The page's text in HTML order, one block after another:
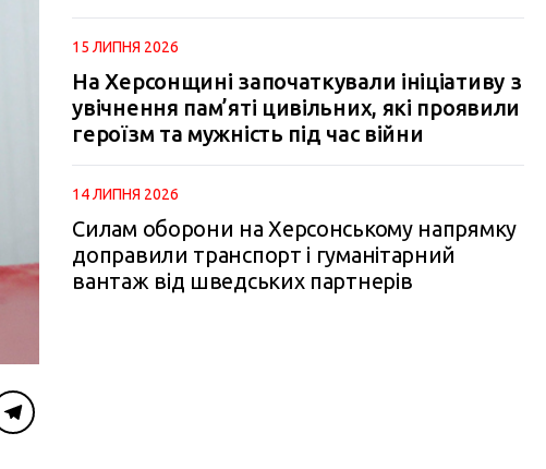
15 ЛИПНЯ 2026
На Херсонщині започаткували ініціативу з
увічнення пам’яті цивільних, які проявили
героїзм та мужність під час війни
14 ЛИПНЯ 2026
Силам оборони на Херсонському напрямку
доправили транспорт і гуманітарний
вантаж від шведських партнерів